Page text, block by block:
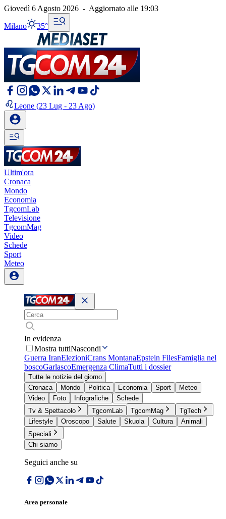
Giovedì 6 Agosto 2026 - Aggiornato alle 19:03
Milano 35°
Leone (23 Lug - 23 Ago)
Ultim'ora
Cronaca
Mondo
Economia
TgcomLab
Televisione
TgcomMag
Video
Schede
Sport
Meteo
In evidenza
Mostra tuttiNascondi
Guerra IranElezioniCrans MontanaEpstein FilesFamiglia nel
boscoGarlascoEmergenza ClimaTutti i dossier
Tutte le notizie del giorno
Cronaca
Mondo Politica Economia Sport
Meteo
Video
Foto Infografiche
Schede
Tv & Spettacolo
TgcomLab TgcomMag
TgTech
Lifestyle
Oroscopo Salute Skuola Cultura
Animali
Speciali
Chi siamo
Seguici anche su
Area personale